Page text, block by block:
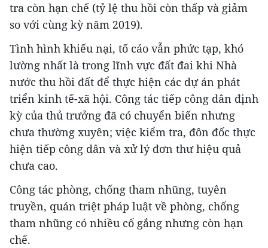
tra còn hạn chế (tỷ lệ thu hồi còn thấp và giảm
so với cùng kỳ năm 2019).
Tình hình khiếu nại, tố cáo vẫn phức tạp, khó
lường nhất là trong lĩnh vực đất đai khi Nhà
nước thu hồi đất để thực hiện các dự án phát
triển kinh tế-xã hội. Công tác tiếp công dân định
kỳ của thủ trưởng đã có chuyển biến nhưng
chưa thường xuyên; việc kiểm tra, đôn đốc thực
hiện tiếp công dân và xử lý đơn thư hiệu quả
chưa cao.
Công tác phòng, chống tham nhũng, tuyên
truyền, quán triệt pháp luật về phòng, chống
tham nhũng có nhiều cố gắng nhưng còn hạn
chế.